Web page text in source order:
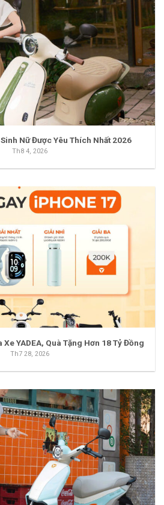
Nữ Được Yêu Thích Nhất 2026
Th8 4, 2026
YADEA, Quà Tặng Hơn 18 Tỷ Đồng
Th7 28, 2026